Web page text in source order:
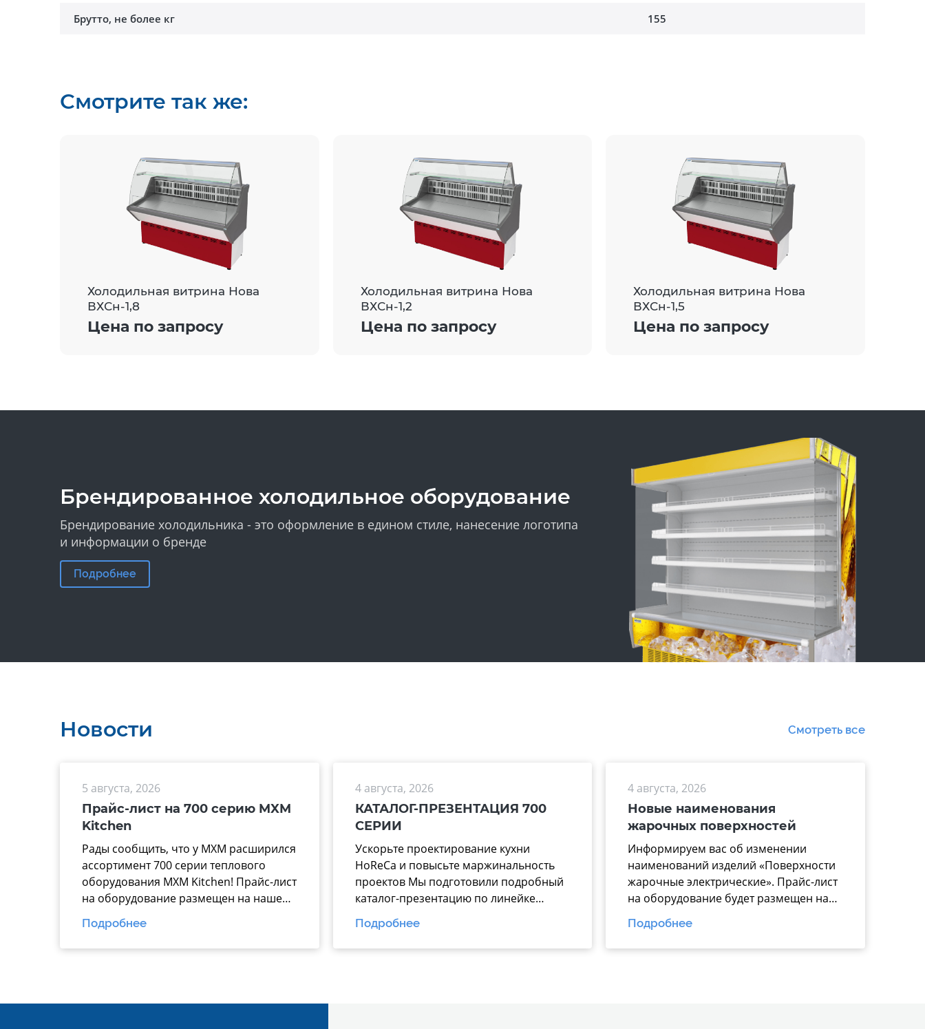
Брутто, не более кг 155
Смотрите так же:
Холодильная витрина Нова
ВХСн-1,8
Цена по запросу
Холодильная витрина Нова
ВХСн-1,2
Цена по запросу
Холодильная витрина Нова
ВХСн-1,5
Цена по запросу
Брендированное холодильное оборудование
Брендирование холодильника - это оформление в едином стиле, нанесение логотипа
и информации о бренде
Подробнее
Новости Смотреть все
5 августа, 2026
Прайс-лист на 700 серию MXM
Kitchen
Рады сообщить, что у МХМ расширился
ассортимент 700 серии теплового
оборудования MXM Kitchen! Прайс-лист
на оборудование размещен на нашем
официальном сайте mariholod.com в
разделе «Прайс-лист».
Дополнительную информацию вы
Подробнее
4 августа, 2026
КАТАЛОГ-ПРЕЗЕНТАЦИЯ 700
СЕРИИ
Ускорьте проектирование кухни
HoReCa и повысьте маржинальность
проектов Мы подготовили подробный
каталог-презентацию по линейке
теплового оборудования 700 серии
производства завода
«Марихолодмаш». Этот материал
Подробнее
4 августа, 2026
Новые наименования
жарочных поверхностей
Информируем вас об изменении
наименований изделий «Поверхности
жарочные электрические». Прайс-лист
на оборудование будет размещен на
нашем официальном
сайте https://www.mariholod.com/ в
Дилерском разделе «Прайсы».
Подробнее